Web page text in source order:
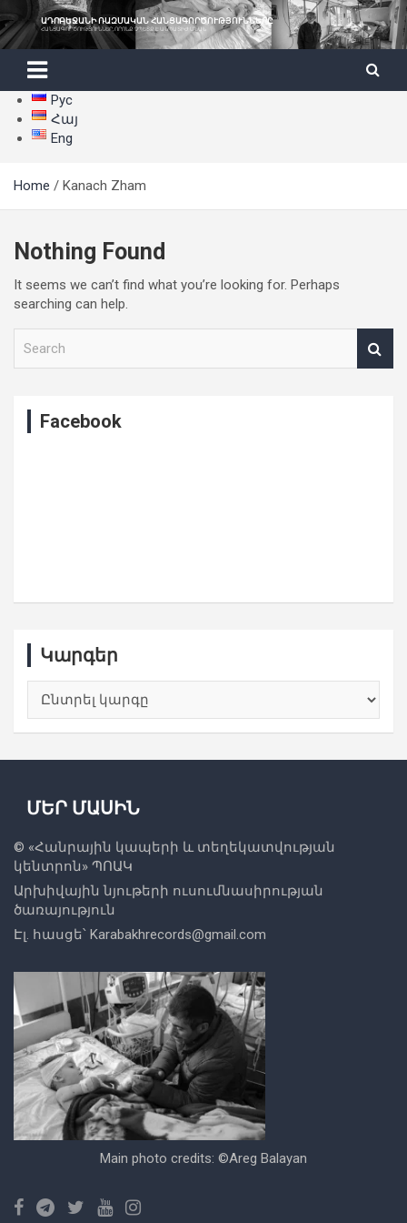
to
content
ԱԴՐԲԵՋԱՆԻ ՌԱԶՄԱԿԱՆ ՀԱՆՑԱԳՈՐԾՈՒԹՅՈՒՆՆԵՐԸ
ՀԱՆՑԱԳՈՐԾՈՒԹՅՈՒՆՆԵՐ, ՈՐՈՆՔ ՉՊԵՏՔ Է ԱՆՊԱՏԻԺ ՄՆԱՆ
Рус
Հայ
Eng
Home Kanach Zham
Nothing Found
It seems we can’t find what you’re looking for. Perhaps
searching can help.
Facebook
Կարգեր
ՄԵՐ ՄԱՍԻՆ
© «Հանրային կապերի և տեղեկատվության
կենտրոն» ՊՈԱԿ
Արխիվային նյութերի ուսումնասիրության
ծառայություն
Էլ. հասցե՝ Karabakhrecords@gmail.com
Main photo credits: ©Areg Balayan